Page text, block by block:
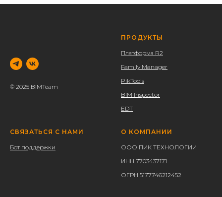
© 2025 BIMTeam
ПРОДУКТЫ
Платформа R2
Family Manager
PikTools
BIM Inspector
EDT
СВЯЗАТЬСЯ С НАМИ
Бот поддержки
О КОМПАНИИ
ООО ПИК ТЕХНОЛОГИИ
ИНН 7703437171
ОГРН 5177746212452